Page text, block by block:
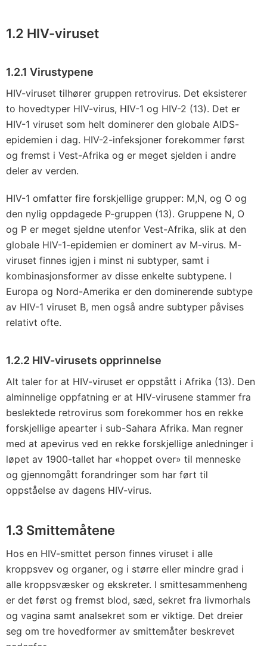
1.2 HIV-viruset
1.2.1 Virustypene
HIV-viruset tilhører gruppen retrovirus. Det eksisterer
to hovedtyper HIV-virus, HIV-1 og HIV-2 (13). Det er
HIV-1 viruset som helt dominerer den globale AIDS-
epidemien i dag. HIV-2-infeksjoner forekommer først
og fremst i Vest-Afrika og er meget sjelden i andre
deler av verden.
HIV-1 omfatter fire forskjellige grupper: M,N, og O og
den nylig oppdagede P-gruppen (13). Gruppene N, O
og P er meget sjeldne utenfor Vest-Afrika, slik at den
globale HIV-1-epidemien er dominert av M-virus. M-
viruset finnes igjen i minst ni subtyper, samt i
kombinasjonsformer av disse enkelte subtypene. I
Europa og Nord-Amerika er den dominerende subtype
av HIV-1 viruset B, men også andre subtyper påvises
relativt ofte.
1.2.2 HIV-virusets opprinnelse
Alt taler for at HIV-viruset er oppstått i Afrika (13). Den
alminnelige oppfatning er at HIV-virusene stammer fra
beslektede retrovirus som forekommer hos en rekke
forskjellige apearter i sub-Sahara Afrika. Man regner
med at apevirus ved en rekke forskjellige anledninger i
løpet av 1900-tallet har «hoppet over» til menneske
og gjennomgått forandringer som har ført til
oppståelse av dagens HIV-virus.
1.3 Smittemåtene
Hos en HIV-smittet person finnes viruset i alle
kroppsvev og organer, og i større eller mindre grad i
alle kroppsvæsker og ekskreter. I smittesammenheng
er det først og fremst blod, sæd, sekret fra livmorhals
og vagina samt analsekret som er viktige. Det dreier
seg om tre hovedformer av smittemåter beskrevet